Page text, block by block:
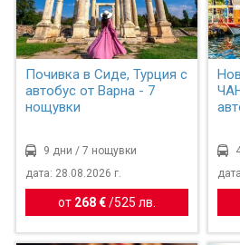
Почивка в Сиде, Турция с
автобус от Варна - 7
нощувки
9 дни / 7 нощувки
дата: 28.08.2026 г.
от 268 € /525 лв.